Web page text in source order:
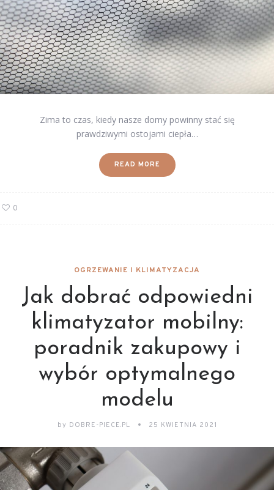
Zima to czas, kiedy nasze domy powinny stać się
prawdziwymi ostojami ciepła…
READ MORE
0
OGRZEWANIE I KLIMATYZACJA
Jak dobrać odpowiedni
klimatyzator mobilny:
poradnik zakupowy i
wybór optymalnego
modelu
by DOBRE-PIECE.PL 25 KWIETNIA 2021